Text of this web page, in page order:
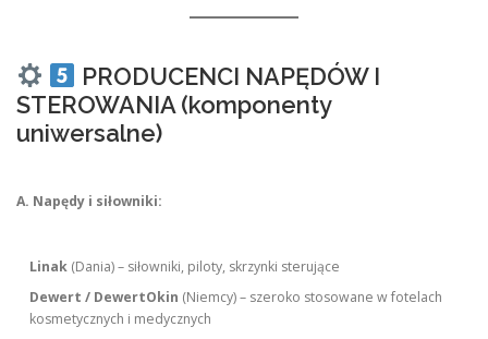
PRODUCENCI NAPĘDÓW I
STEROWANIA (komponenty
uniwersalne)
A. Napędy i siłowniki:
Linak (Dania) – siłowniki, piloty, skrzynki sterujące
Dewert / DewertOkin (Niemcy) – szeroko stosowane w fotelach
kosmetycznych i medycznych